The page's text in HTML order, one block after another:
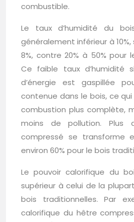
combustible.
Le taux d’humidité du
généralement inférieur à
8%, contre 20% à 50% pour
Ce faible taux d’humidité
d’énergie est gaspillée
contenue dans le bois, ce
combustion plus complète,
moins de pollution. Plus
compressé se transforme
environ 60% pour le bois
Le pouvoir calorifique du
supérieur à celui de la
bois traditionnelles. Par
calorifique du hêtre